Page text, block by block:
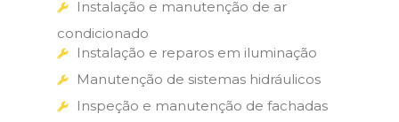
Instalação e manutenção de ar
condicionado
Instalação e reparos em iluminação
Manutenção de sistemas hidráulicos
Inspeção e manutenção de fachadas